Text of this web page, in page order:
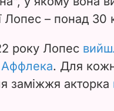
Лопес – понад 30
року Лопес
Аффлека. Для
заміжжя акторка